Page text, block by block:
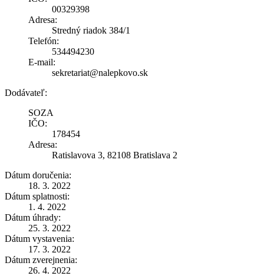
00329398
Adresa:
Stredný riadok 384/1
Telefón:
534494230
E-mail:
sekretariat@nalepkovo.sk
Dodávateľ:
SOZA
IČO:
178454
Adresa:
Ratislavova 3, 82108 Bratislava 2
Dátum doručenia:
18. 3. 2022
Dátum splatnosti:
1. 4. 2022
Dátum úhrady:
25. 3. 2022
Dátum vystavenia:
17. 3. 2022
Dátum zverejnenia:
26. 4. 2022